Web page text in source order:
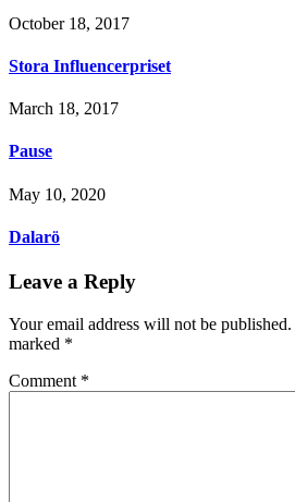
October 18, 2017
Stora Influencerpriset
March 18, 2017
Pause
May 10, 2020
Dalarö
Leave a Reply
Your email address will not be published.
marked *
Comment *